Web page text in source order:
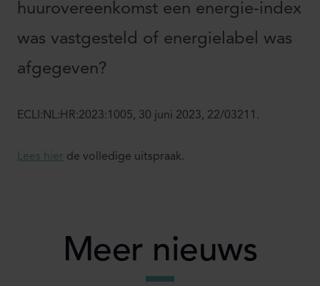
huurovereenkomst een energie-index
was vastgesteld of energielabel was
afgegeven?
ECLI:NL:HR:2023:1005, 30 juni 2023, 22/03211.
Lees hier de volledige uitspraak.
Meer nieuws